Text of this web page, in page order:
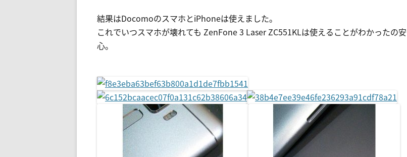
結果はDocomoのスマホとiPhoneは使えました。
これでいつスマホが壊れても ZenFone 3 Laser ZC551KLは使えることがわかったの安
心。